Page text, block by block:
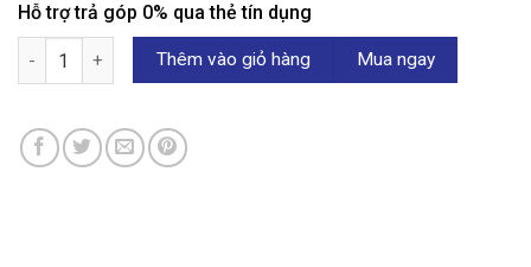
Hỗ trợ trả góp 0% qua thẻ tín dụng
Google Tivi Sony 4K 55 inch K-55S30 số lượng
Thêm vào giỏ hàng Mua ngay